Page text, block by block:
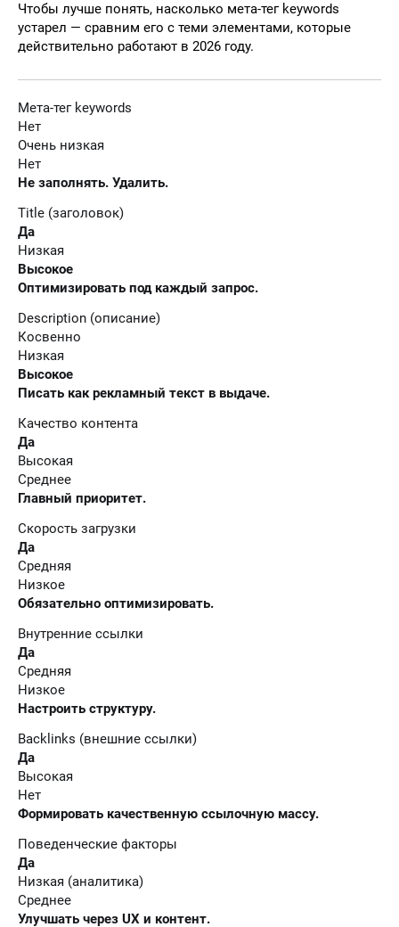
Чтобы лучше понять, насколько мета-тег keywords
устарел — сравним его с теми элементами, которые
действительно работают в 2026 году.
Мета-тег keywords
Нет
Очень низкая
Нет
Не заполнять. Удалить.
Title (заголовок)
Да
Низкая
Высокое
Оптимизировать под каждый запрос.
Description (описание)
Косвенно
Низкая
Высокое
Писать как рекламный текст в выдаче.
Качество контента
Да
Высокая
Среднее
Главный приоритет.
Скорость загрузки
Да
Средняя
Низкое
Обязательно оптимизировать.
Внутренние ссылки
Да
Средняя
Низкое
Настроить структуру.
Backlinks (внешние ссылки)
Да
Высокая
Нет
Формировать качественную ссылочную массу.
Поведенческие факторы
Да
Низкая (аналитика)
Среднее
Улучшать через UX и контент.